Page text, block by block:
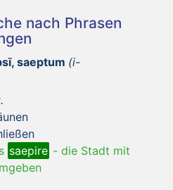
nach Phrasen
saeptum (i-
saepire - die Stadt mit